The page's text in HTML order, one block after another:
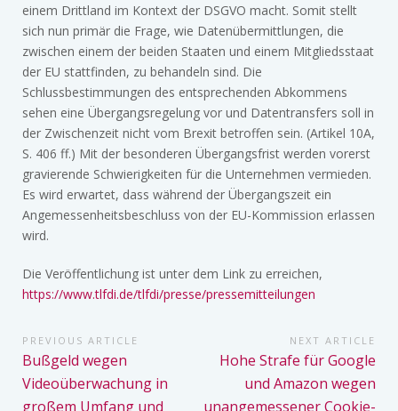
einem Drittland im Kontext der DSGVO macht. Somit stellt
sich nun primär die Frage, wie Datenübermittlungen, die
zwischen einem der beiden Staaten und einem Mitgliedsstaat
der EU stattfinden, zu behandeln sind. Die
Schlussbestimmungen des entsprechenden Abkommens
sehen eine Übergangsregelung vor und Datentransfers soll in
der Zwischenzeit nicht vom Brexit betroffen sein. (Artikel 10A,
S. 406 ff.) Mit der besonderen Übergangsfrist werden vorerst
gravierende Schwierigkeiten für die Unternehmen vermieden.
Es wird erwartet, dass während der Übergangszeit ein
Angemessenheitsbeschluss von der EU-Kommission erlassen
wird.
Die Veröffentlichung ist unter dem Link zu erreichen,
https://www.tlfdi.de/tlfdi/presse/pressemitteilungen
Beitragsnavigation
PREVIOUS ARTICLE
Previous
Article:
Bußgeld wegen
Videoüberwachung in
großem Umfang und
NEXT ARTICLE
Next
Article:
Hohe Strafe für Google
und Amazon wegen
unangemessener Cookie-